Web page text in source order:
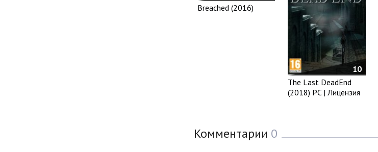
Breached (2016)
10
The Last DeadEnd
(2018) PC | Лицензия
Комментарии 0